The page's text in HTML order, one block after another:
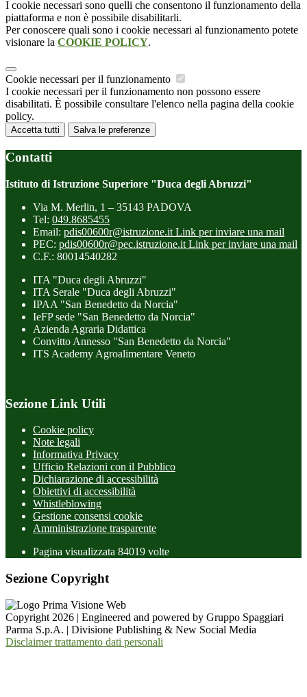
I cookie necessari sono quelli che consentono il funzionamento della
piattaforma e non è possibile disabilitarli.
Per conoscere quali sono i cookie necessari al funzionamento potete
visionare la COOKIE POLICY.
Cookie necessari per il funzionamento
I cookie necessari per il funzionamento non possono essere
disabilitati. È possibile consultare l'elenco nella pagina della cookie
policy.
Accetta tutti Salva le preferenze
Contatti
Istituto di Istruzione Superiore "Duca degli Abruzzi"
Via M. Merlin, 1 – 35143 PADOVA
Tel: 049.8685455
Email: pdis00600r@istruzione.it Link per inviare una mail
PEC: pdis00600r@pec.istruzione.it Link per inviare una mail
C.F.: 80014540282
ITA "Duca degli Abruzzi"
ITA Serale "Duca degli Abruzzi"
IPAA "San Benedetto da Norcia"
IeFP sede "San Benedetto da Norcia"
Azienda Agraria Didattica
Convitto Annesso "San Benedetto da Norcia"
ITS Academy Agroalimentare Veneto
Sezione Link Utili
Cookie policy
Note legali
Informativa Privacy
Ufficio Relazioni con il Pubblico
Dichiarazione di accessibilità
Obiettivi di accessibilità
Whistleblowing
Gestione consensi cookie
Amministrazione trasparente
Pagina visualizzata 84019 volte
Sezione Copyright
Copyright 2026 | Engineered and powered by Gruppo Spaggiari
Parma S.p.A. | Divisione Publishing & New Social Media
Disclaimer trattamento dati personali